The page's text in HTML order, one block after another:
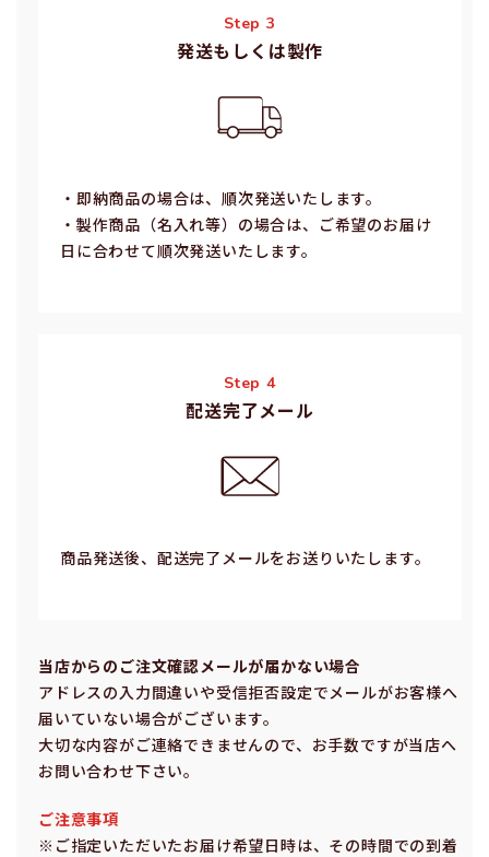
Step 3
発送もしくは製作
・即納商品の場合は、順次発送いたします。
・製作商品（名⼊れ等）の場合は、ご希望のお届け
⽇に合わせて順次発送いたします。
Step 4
配送完了メール
商品発送後、配送完了メールをお送りいたします。
当店からのご注⽂確認メールが届かない場合
アドレスの⼊⼒間違いや受信拒否設定でメールがお客様へ
届いていない場合がございます。
⼤切な内容がご連絡できませんので、お⼿数ですが当店へ
お問い合わせ下さい。
ご注意事項
※ご指定いただいたお届け希望⽇時は、その時間での到着